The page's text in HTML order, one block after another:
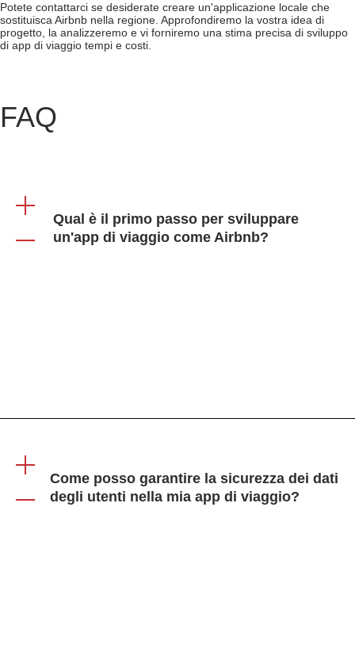
Potete contattarci se desiderate creare un'applicazione locale che
sostituisca Airbnb nella regione. Approfondiremo la vostra idea di
progetto, la analizzeremo e vi forniremo una stima precisa di sviluppo
di app di viaggio tempi e costi.
FAQ
Qual è il primo passo per sviluppare
un'app di viaggio come Airbnb?
Come posso garantire la sicurezza dei dati
degli utenti nella mia app di viaggio?